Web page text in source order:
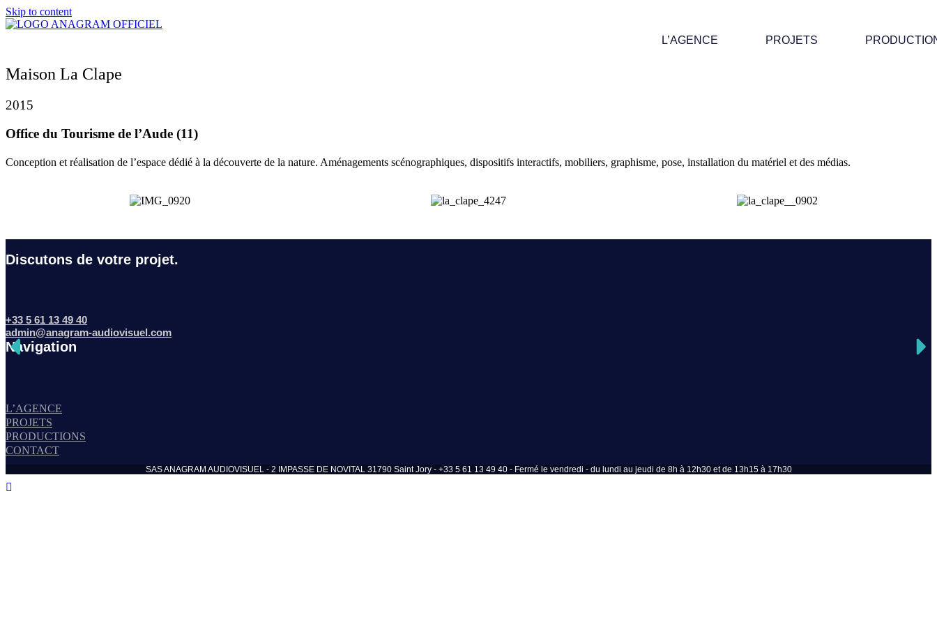
Skip to content
L’AGENCE PROJETS
Maison La Clape
2015
Office du Tourisme de l’Aude (11)
Conception et réalisation de l’espace dédié à la découverte de la nature. Aménagements scénographiques, dispositifs interactifs, mobiliers, graphisme, pose, installation du matériel et des médias.
Discutons de votre projet.
+33 5 61 13 49 40
admin@anagram-audiovisuel.com
Navigation
L’AGENCE
PROJETS
PRODUCTIONS
CONTACT
SAS ANAGRAM AUDIOVISUEL - 2 IMPASSE DE NOVITAL 31790 Saint Jory - +33 5 61 13 49 40 - Fermé le vendredi - du lundi au jeudi de 8h à 12h30 et de 13h15 à 17h30